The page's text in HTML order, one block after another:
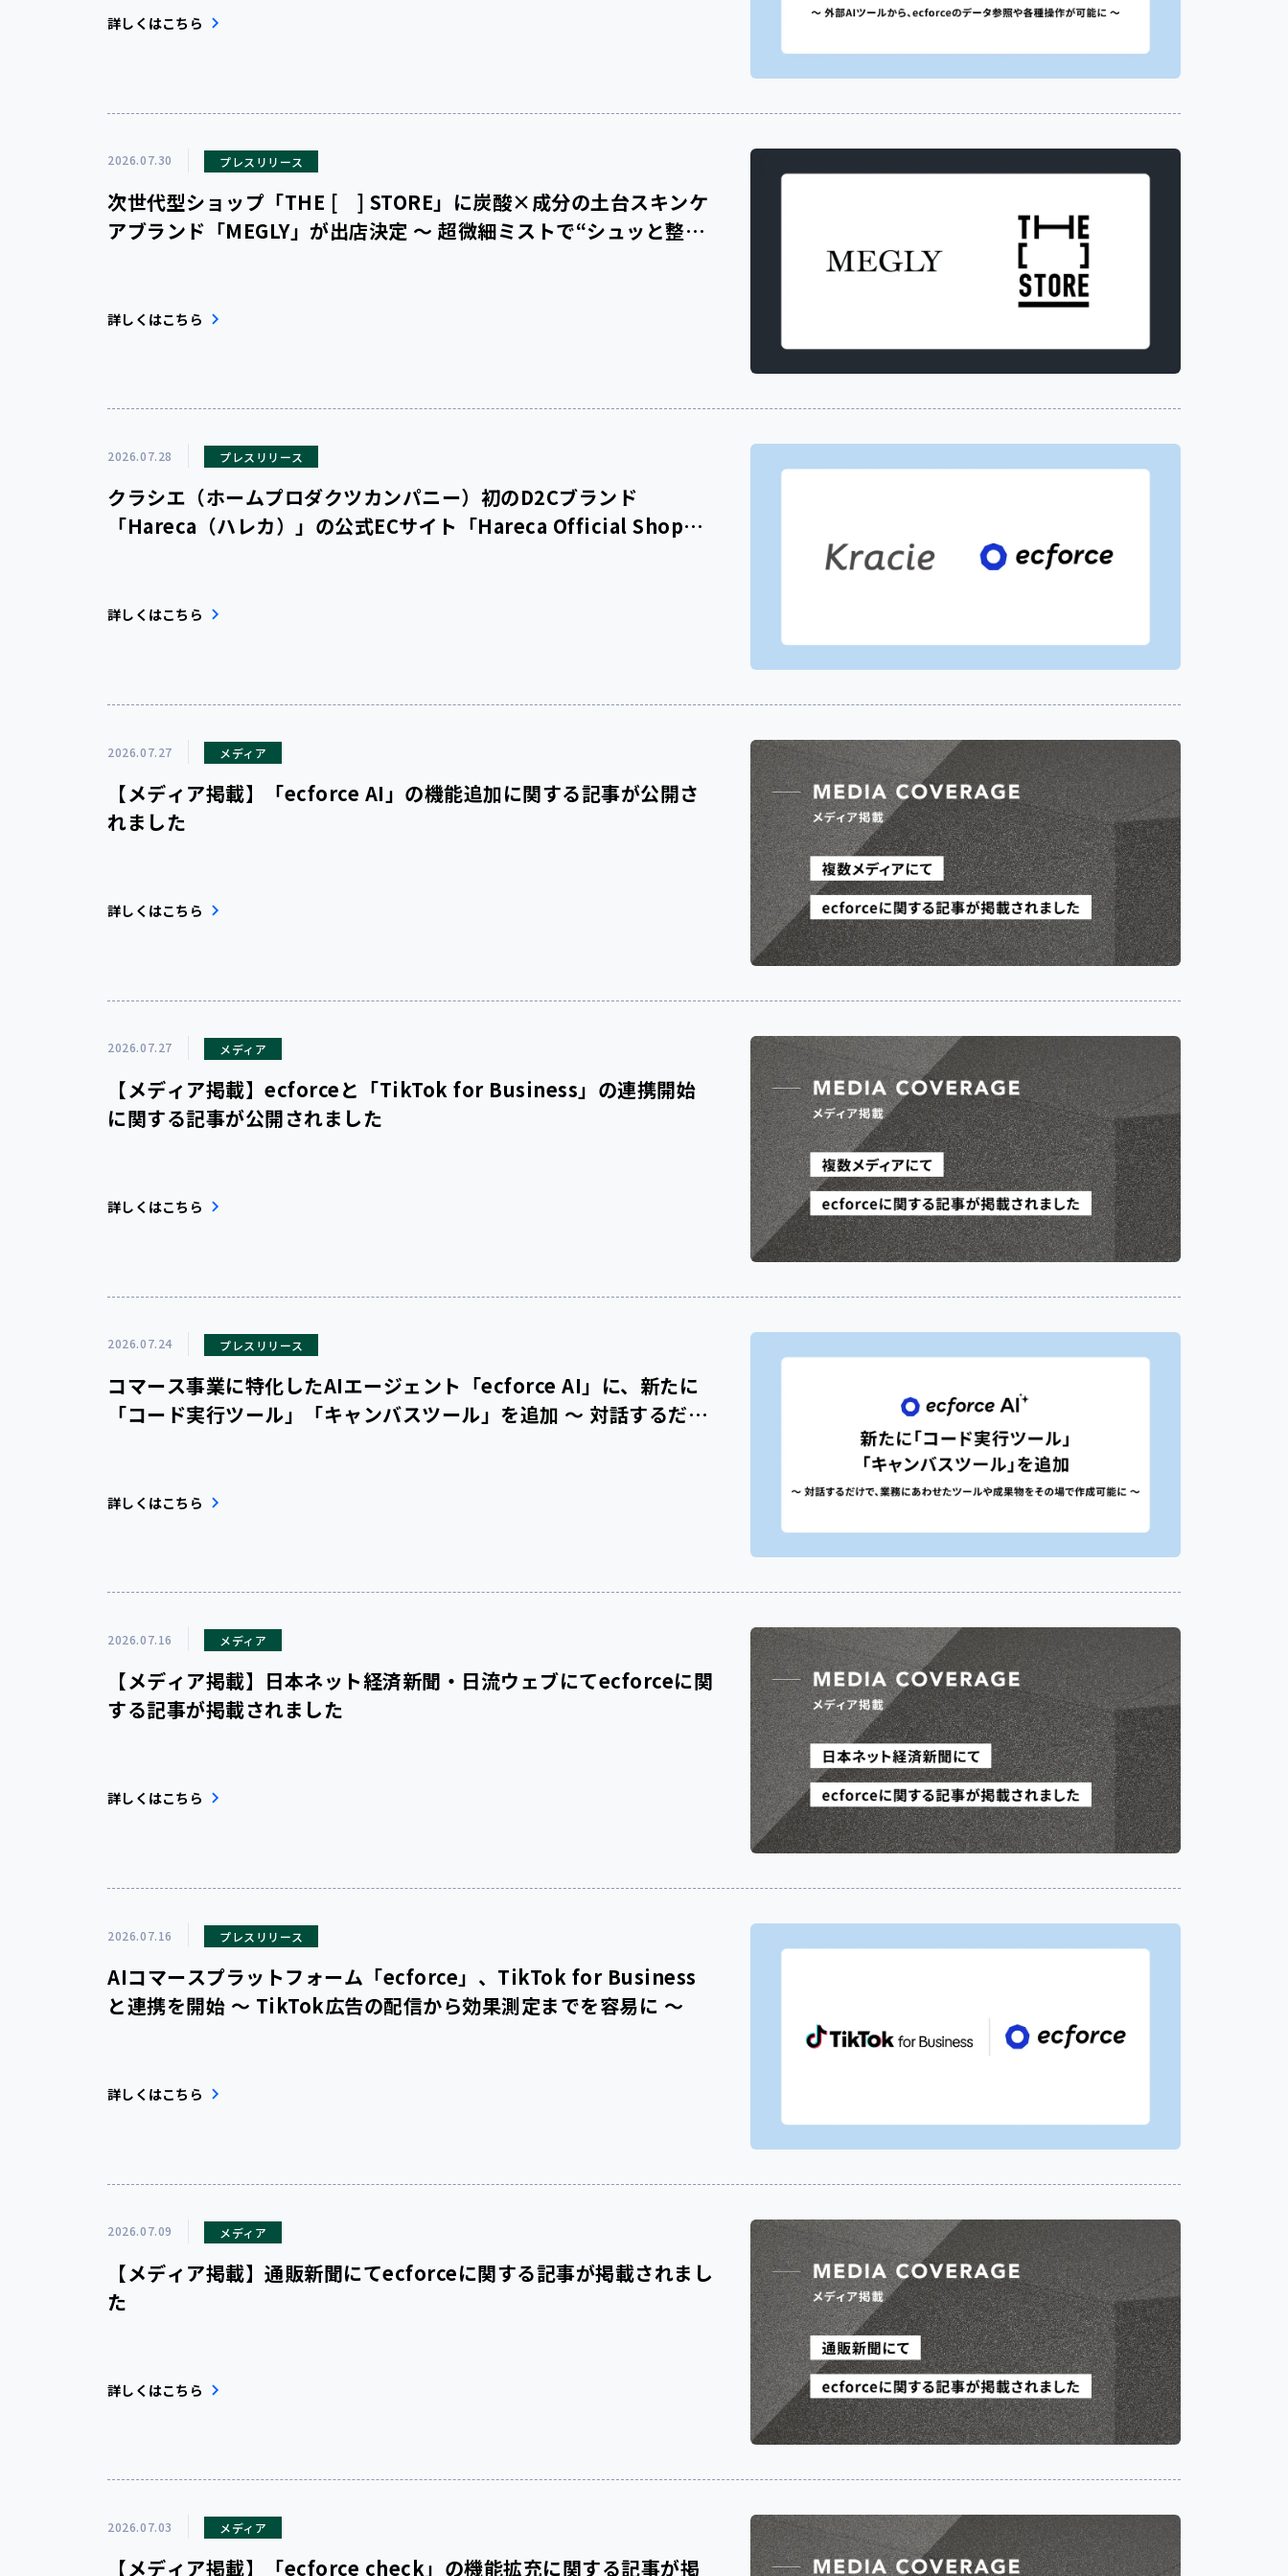
詳しくはこちら
2026.07.30 プレスリリース
次世代型ショップ「THE [ ] STORE」に炭酸×成分の土台スキンケ
アブランド「MEGLY」が出店決定 〜 超微細ミストで“シュッと整
詳しくはこちら
2026.07.28 プレスリリース
クラシエ（ホームプロダクツカンパニー）初のD2Cブランド
「Hareca（ハレカ）」の公式ECサイト「Hareca Official Shop」
詳しくはこちら
2026.07.27 メディア
【メディア掲載】「ecforce AI」の機能追加に関する記事が公開さ
れました
詳しくはこちら
2026.07.27 メディア
【メディア掲載】ecforceと「TikTok for Business」の連携開始
に関する記事が公開されました
詳しくはこちら
2026.07.24 プレスリリース
コマース事業に特化したAIエージェント「ecforce AI」に、新たに
「コード実行ツール」「キャンバスツール」を追加 〜 対話するだけ
詳しくはこちら
2026.07.16 メディア
【メディア掲載】日本ネット経済新聞・日流ウェブにてecforceに関
する記事が掲載されました
詳しくはこちら
2026.07.16 プレスリリース
AIコマースプラットフォーム「ecforce」、TikTok for Business
と連携を開始 〜 TikTok広告の配信から効果測定までを容易に 〜
詳しくはこちら
2026.07.09 メディア
【メディア掲載】通販新聞にてecforceに関する記事が掲載されまし
た
詳しくはこちら
2026.07.03 メディア
【メディア掲載】「ecforce check」の機能拡充に関する記事が掲